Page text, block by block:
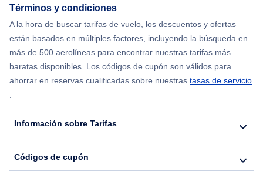
Flights from Toronto to Shanghai
Flights from Delhi to Chicago
Términos y condiciones
A la hora de buscar tarifas de vuelo, los descuentos y ofertas
están basados en múltiples factores, incluyendo la búsqueda en
más de 500 aerolíneas para encontrar nuestras tarifas más
baratas disponibles. Los códigos de cupón son válidos para
ahorrar en reservas cualificadas sobre nuestras tasas de servicio
.
Información sobre Tarifas
Códigos de cupón